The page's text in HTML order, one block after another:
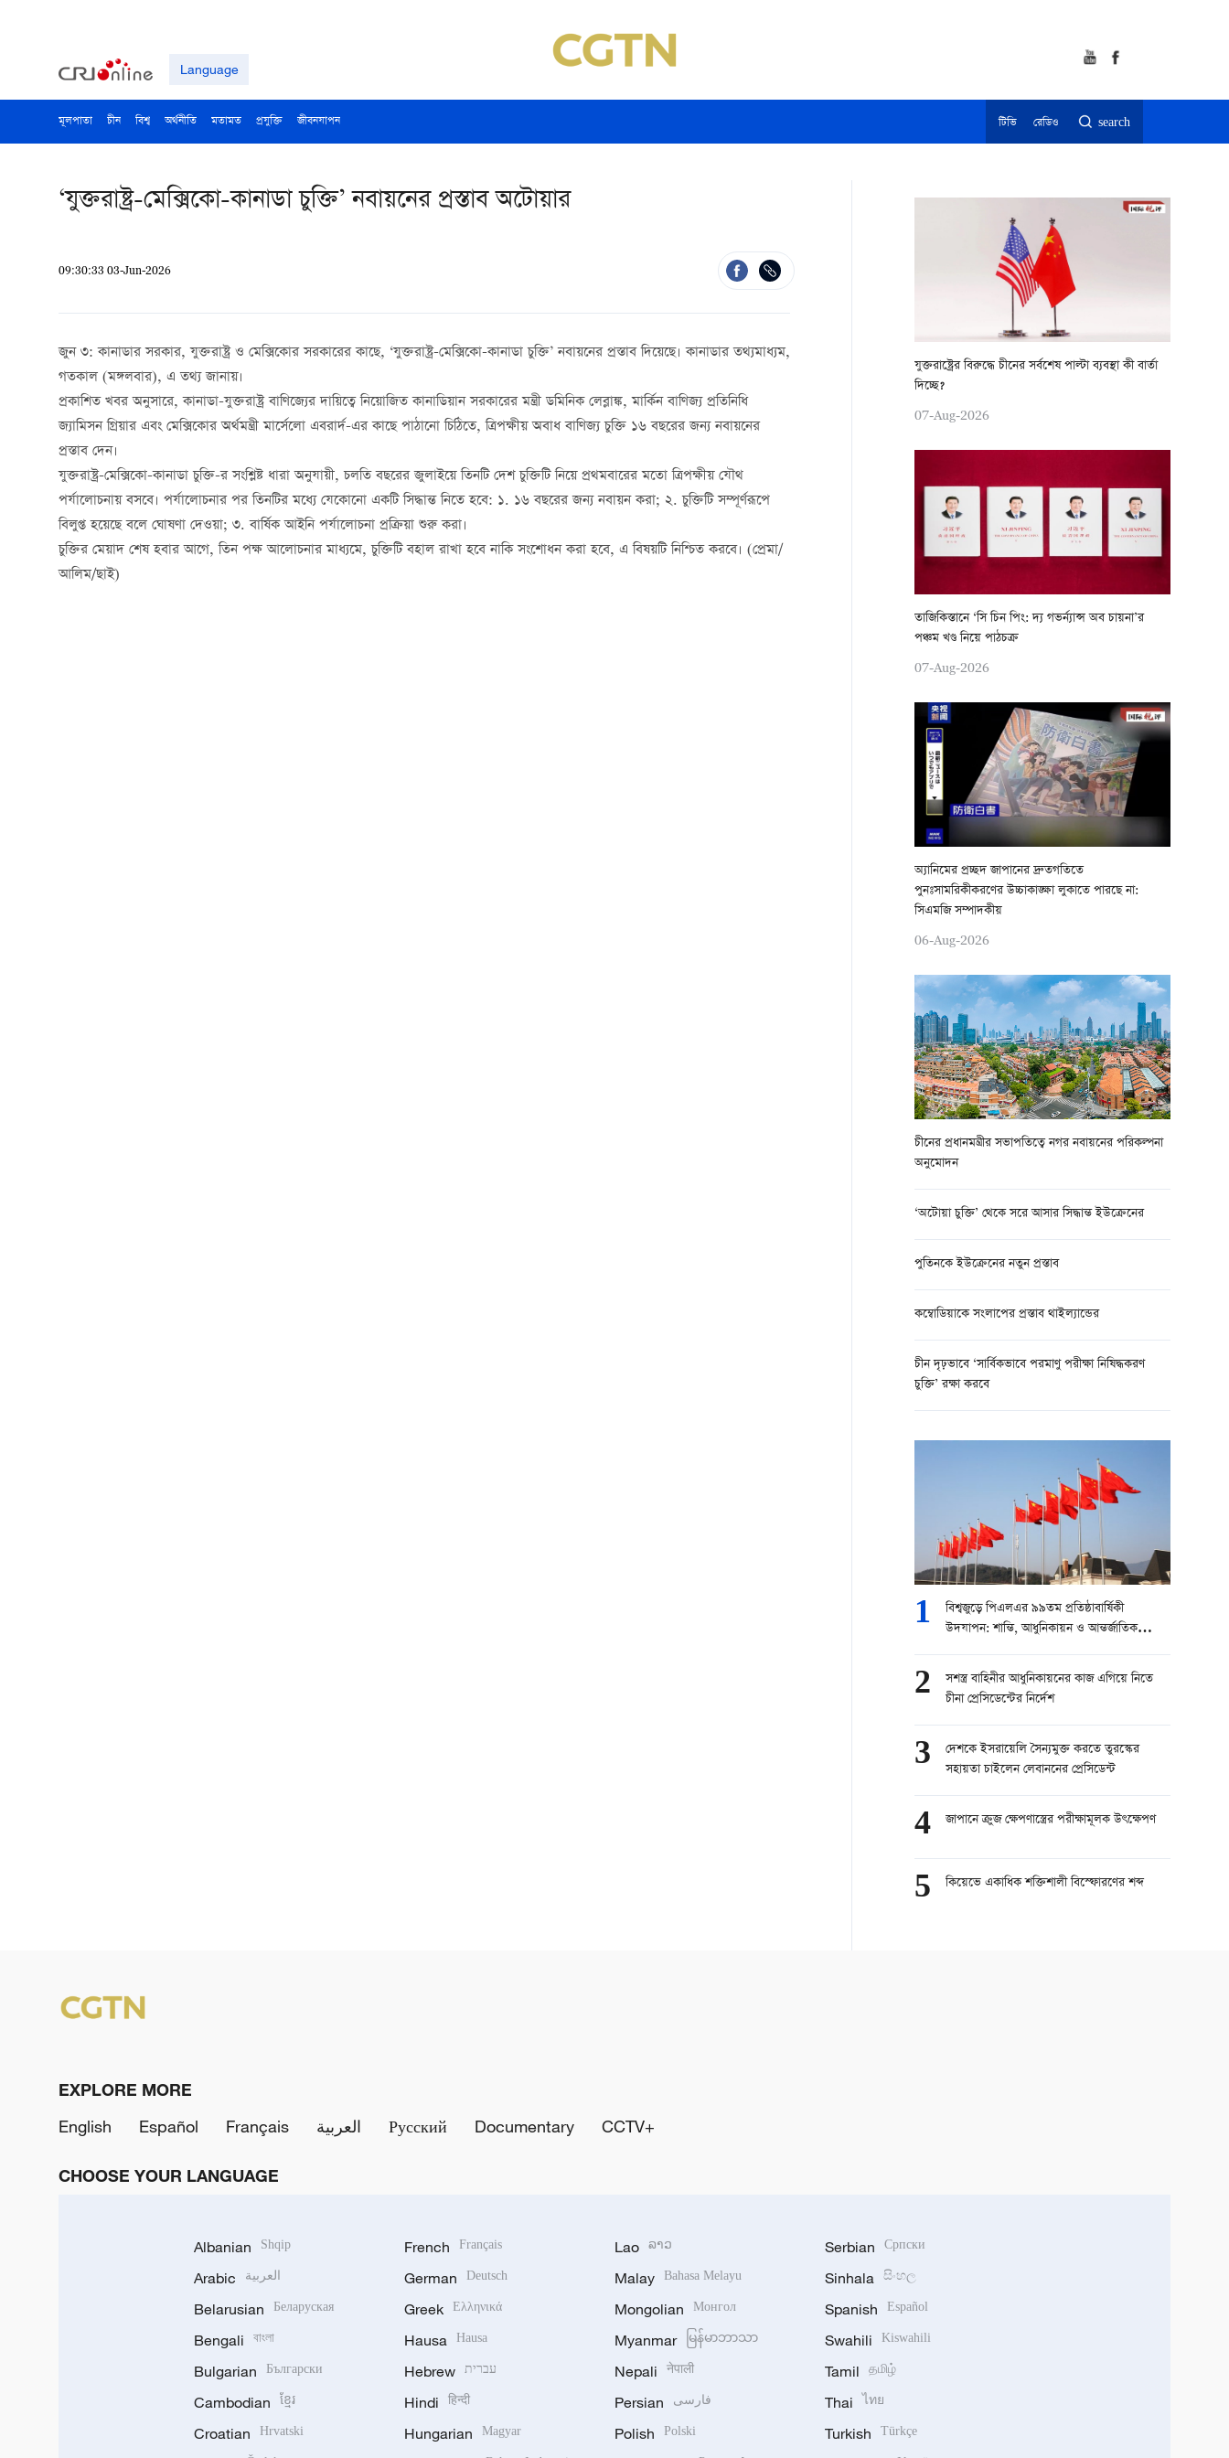
Language
মূলপাতা চীন বিশ্ব অর্থনীতি মতামত প্রযুক্তি জীবনযাপন টিভি রেডিও search
‘যুক্তরাষ্ট্র-মেক্সিকো-কানাডা চুক্তি’ নবায়নের প্রস্তাব অটোয়ার
09:30:33 03-Jun-2026
জুন ৩: কানাডার সরকার, যুক্তরাষ্ট্র ও মেক্সিকোর সরকারের কাছে, ‘যুক্তরাষ্ট্র-মেক্সিকো-কানাডা চুক্তি’ নবায়নের প্রস্তাব দিয়েছে। কানাডার তথ্যমাধ্যম,
গতকাল (মঙ্গলবার), এ তথ্য জানায়।
প্রকাশিত খবর অনুসারে, কানাডা-যুক্তরাষ্ট্র বাণিজ্যের দায়িত্বে নিয়োজিত কানাডিয়ান সরকারের মন্ত্রী ডমিনিক লেব্লাঙ্ক, মার্কিন বাণিজ্য প্রতিনিধি
জ্যামিসন গ্রিয়ার এবং মেক্সিকোর অর্থমন্ত্রী মার্সেলো এবরার্দ-এর কাছে পাঠানো চিঠিতে, ত্রিপক্ষীয় অবাধ বাণিজ্য চুক্তি ১৬ বছরের জন্য নবায়নের
প্রস্তাব দেন।
যুক্তরাষ্ট্র-মেক্সিকো-কানাডা চুক্তি-র সংশ্লিষ্ট ধারা অনুযায়ী, চলতি বছরের জুলাইয়ে তিনটি দেশ চুক্তিটি নিয়ে প্রথমবারের মতো ত্রিপক্ষীয় যৌথ
পর্যালোচনায় বসবে। পর্যালোচনার পর তিনটির মধ্যে যেকোনো একটি সিদ্ধান্ত নিতে হবে: ১. ১৬ বছরের জন্য নবায়ন করা; ২. চুক্তিটি সম্পূর্ণরূপে
বিলুপ্ত হয়েছে বলে ঘোষণা দেওয়া; ৩. বার্ষিক আইনি পর্যালোচনা প্রক্রিয়া শুরু করা।
চুক্তির মেয়াদ শেষ হবার আগে, তিন পক্ষ আলোচনার মাধ্যমে, চুক্তিটি বহাল রাখা হবে নাকি সংশোধন করা হবে, এ বিষয়টি নিশ্চিত করবে। (প্রেমা/
আলিম/ছাই)
যুক্তরাষ্ট্রের বিরুদ্ধে চীনের সর্বশেষ পাল্টা ব্যবস্থা কী বার্তা
দিচ্ছে?
07-Aug-2026
তাজিকিস্তানে ‘সি চিন পিং: দ্য গভর্ন্যান্স অব চায়না’র
পঞ্চম খণ্ড নিয়ে পাঠচক্র
07-Aug-2026
অ্যানিমের প্রচ্ছদ জাপানের দ্রুতগতিতে
পুনঃসামরিকীকরণের উচ্চাকাঙ্ক্ষা লুকাতে পারছে না:
সিএমজি সম্পাদকীয়
06-Aug-2026
চীনের প্রধানমন্ত্রীর সভাপতিত্বে নগর নবায়নের পরিকল্পনা
অনুমোদন
‘অটোয়া চুক্তি’ থেকে সরে আসার সিদ্ধান্ত ইউক্রেনের
পুতিনকে ইউক্রেনের নতুন প্রস্তাব
কম্বোডিয়াকে সংলাপের প্রস্তাব থাইল্যান্ডের
চীন দৃঢ়ভাবে ‘সার্বিকভাবে পরমাণু পরীক্ষা নিষিদ্ধকরণ
চুক্তি’ রক্ষা করবে
1
বিশ্বজুড়ে পিএলএর ৯৯তম প্রতিষ্ঠাবার্ষিকী
উদযাপন: শান্তি, আধুনিকায়ন ও আন্তর্জাতিক
2
সশস্ত্র বাহিনীর আধুনিকায়নের কাজ এগিয়ে নিতে
চীনা প্রেসিডেন্টের নির্দেশ
3
দেশকে ইসরায়েলি সৈন্যমুক্ত করতে তুরস্কের
সহায়তা চাইলেন লেবাননের প্রেসিডেন্ট
4 জাপানে ক্রুজ ক্ষেপণাস্ত্রের পরীক্ষামূলক উৎক্ষেপণ
5 কিয়েভে একাধিক শক্তিশালী বিস্ফোরণের শব্দ
EXPLORE MORE
English
Español Français العربية Русский Documentary CCTV+
CHOOSE YOUR LANGUAGE
Albanian Shqip
Arabic العربية
Belarusian Беларуская
Bengali বাংলা
Bulgarian Български
Cambodian ខ្មែរ
Croatian Hrvatski
French Français
German Deutsch
Greek Ελληνικά
Hausa Hausa
Hebrew עברית
Hindi हिन्दी
Hungarian Magyar
Lao ລາວ
Malay Bahasa Melayu
Mongolian Монгол
Myanmar မြန်မာဘာသာ
Nepali नेपाली
Persian فارسی
Polish Polski
Serbian Српски
Sinhala සිංහල
Spanish Español
Swahili Kiswahili
Tamil தமிழ்
Thai ไทย
Turkish Türkçe